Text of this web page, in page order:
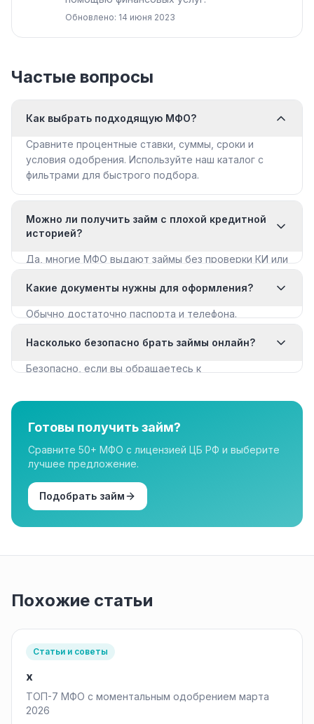
Обновлено: 14 июня 2023
Частые вопросы
Как выбрать подходящую МФО?
Сравните процентные ставки, суммы, сроки и
условия одобрения. Используйте наш каталог с
фильтрами для быстрого подбора.
Можно ли получить займ с плохой кредитной
историей?
Да, многие МФО выдают займы без проверки КИ или
с плохой КИ».
Какие документы нужны для оформления?
Обычно достаточно паспорта и телефона.
документы для крупных сумм.
Насколько безопасно брать займы онлайн?
Безопасно, если вы обращаетесь к
организации в нашем каталоге имеют лицензию.
Готовы получить займ?
Сравните 50+ МФО с лицензией ЦБ РФ и выберите
лучшее предложение.
Подобрать займ
Похожие статьи
Статьи и советы
x
ТОП-7 МФО с моментальным одобрением марта
2026